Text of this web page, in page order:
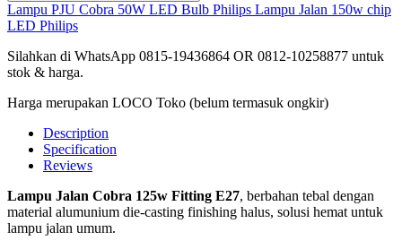
Lampu PJU Cobra 50W LED Bulb Philips Lampu Jalan 150w chip
LED Philips
Silahkan di WhatsApp 0815-19436864 OR 0812-10258877 untuk
stok & harga.
Harga merupakan LOCO Toko (belum termasuk ongkir)
Description
Specification
Reviews
Lampu Jalan Cobra 125w Fitting E27, berbahan tebal dengan
material alumunium die-casting finishing halus, solusi hemat untuk
lampu jalan umum.